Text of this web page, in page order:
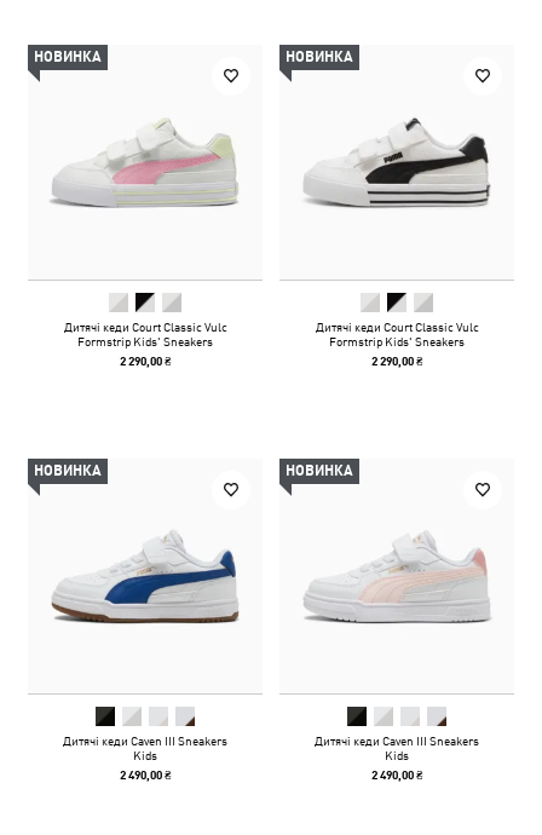
НОВИНКА
Дитячі кеди Court Classic Vulc
Formstrip Kids' Sneakers
2 290,00 ₴
НОВИНКА
Дитячі кеди Court Classic Vulc
Formstrip Kids' Sneakers
2 290,00 ₴
НОВИНКА
Дитячі кеди Caven III Sneakers
Kids
2 490,00 ₴
НОВИНКА
Дитячі кеди Caven III Sneakers
Kids
2 490,00 ₴